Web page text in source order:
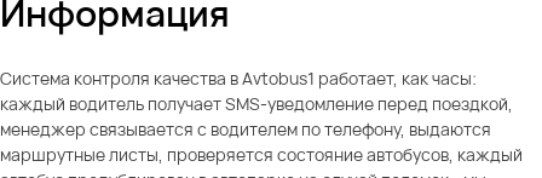
Информация
Система контроля качества в Avtobus1 работает, как часы:
каждый водитель получает SMS-уведомление перед поездкой,
менеджер связывается с водителем по телефону, выдаются
маршрутные листы, проверяется состояние автобусов, каждый